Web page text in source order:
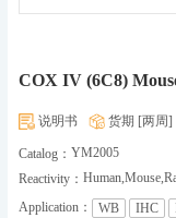
COX IV (6C8)
说明书 货期 [两周]
Catalog： YM2005
Reactivity：
Application：
WB IHC